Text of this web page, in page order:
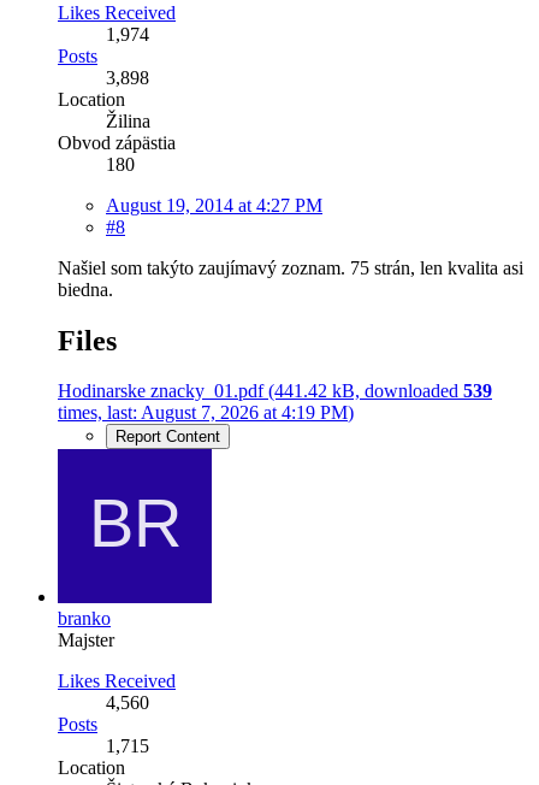
Likes Received
1,974
Posts
3,898
Location
Žilina
Obvod zápästia
180
August 19, 2014 at 4:27 PM
#8
Našiel som takýto zaujímavý zoznam. 75 strán, len kvalita asi
biedna.
Files
Hodinarske znacky_01.pdf (441.42 kB, downloaded 539
times, last: August 7, 2026 at 4:19 PM)
Report Content
branko
Majster
Likes Received
4,560
Posts
1,715
Location